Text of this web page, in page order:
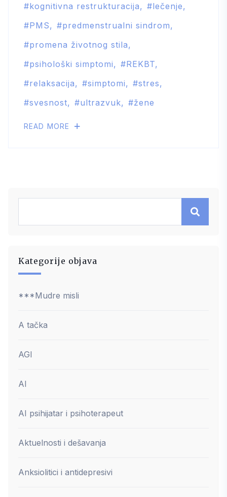
kognitivna restrukturacija
lečenje
PMS
predmenstrualni sindrom
promena životnog stila
psihološki simptomi
REKBT
relaksacija
simptomi
stres
svesnost
ultrazvuk žene
READ MORE
Kategorije objava
***Mudre misli
A tačka
AGI
AI
AI psihijatar i psihoterapeut
Aktuelnosti i dešavanja
Anksiolitici i antidepresivi